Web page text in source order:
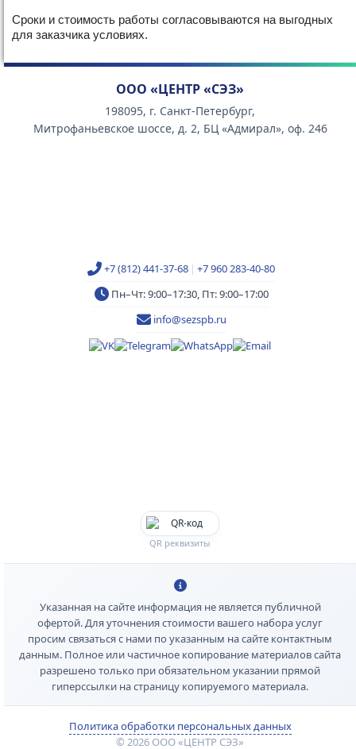
Сроки и стоимость работы согласовываются на выгодных
для заказчика условиях.
ООО «ЦЕНТР «СЭЗ»
198095, г. Санкт-Петербург,
Митрофаньевское шоссе, д. 2, БЦ «Адмирал», оф. 246
+7 (812) 441-37-68 | +7 960 283-40-80
Пн–Чт: 9:00–17:30, Пт: 9:00–17:00
info@sezspb.ru
QR реквизиты
Указанная на сайте информация не является публичной
офертой. Для уточнения стоимости вашего набора услуг
просим связаться с нами по указанным на сайте контактным
данным. Полное или частичное копирование материалов сайта
разрешено только при обязательном указании прямой
гиперссылки на страницу копируемого материала.
Политика обработки персональных данных
© 2026 ООО «ЦЕНТР СЭЗ»